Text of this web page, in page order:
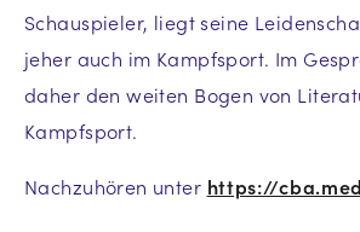
Schauspieler, liegt seine
jeher auch im Kampfsport. Im
daher den weiten Bogen von
Kampfsport.
Nachzuhören unter https://